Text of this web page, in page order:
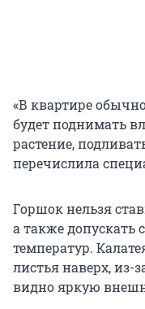
«В квартире
будет поднимать
растение,
перечислила
Горшок нельзя
а также допускать
температур.
листья наверх, из-
видно яркую